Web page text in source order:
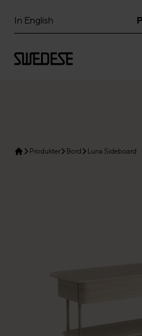
In English
Produkter Bord Luna Sideboard